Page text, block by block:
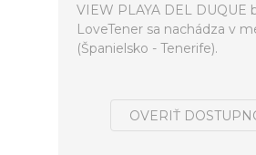
VIEW PLAYA DEL DUQUE
LoveTener sa nachádza v
(Španielsko - Tenerife).
OVERIŤ